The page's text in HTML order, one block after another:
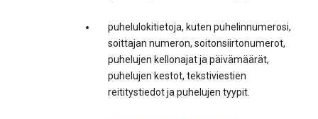
puhelulokitietoja, kuten puhelinnumerosi,
soittajan numeron, soitonsiirtonumerot,
puhelujen kellonajat ja päivämäärät,
puhelujen kestot, tekstiviestien
reititystiedot ja puhelujen tyypit.